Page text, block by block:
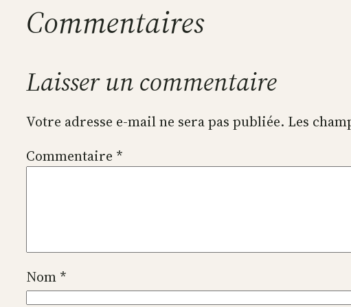
Commentaires
Laisser un commentaire
Votre adresse e-mail ne sera pas publiée. Les
Commentaire *
Nom *